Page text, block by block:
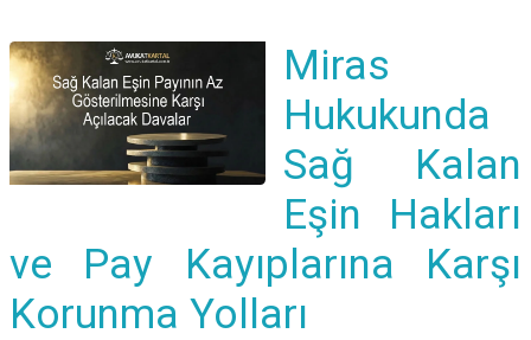
Miras
Hukukunda
Sağ Kalan
Eşin Hakları
ve Pay Kayıplarına Karşı
Korunma Yolları